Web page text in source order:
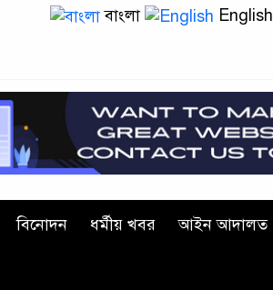
বাংলা English
বিনোদন ধর্মীয় খবর আইন আদালত